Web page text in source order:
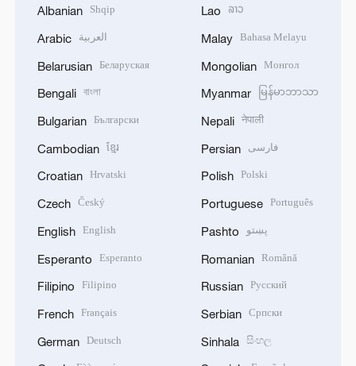
Albanian Shqip
Arabic العربية
Belarusian Беларуская
Bengali বাংলা
Bulgarian Български
Cambodian ខ្មែរ
Croatian Hrvatski
Czech Český
English English
Esperanto Esperanto
Filipino Filipino
French Français
German Deutsch
Lao ລາວ
Malay Bahasa Melayu
Mongolian Монгол
Myanmar မြန်မာဘာသာ
Nepali नेपाली
Persian فارسی
Polish Polski
Portuguese Português
Pashto پښتو
Romanian Română
Russian Русский
Serbian Српски
Sinhala සිංහල